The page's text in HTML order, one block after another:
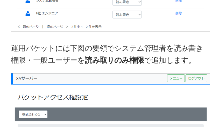
運用バケットには下図の要領でシステム管理者を読み書き
権限・一般ユーザーを読み取りのみ権限で追加します。